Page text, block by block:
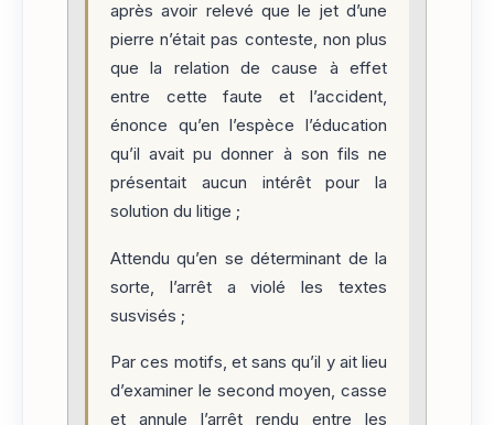
après avoir relevé que le jet d’une
pierre n’était pas conteste, non plus
que la relation de cause à effet
entre cette faute et l’accident,
énonce qu’en l’espèce l’éducation
qu’il avait pu donner à son fils ne
présentait aucun intérêt pour la
solution du litige ;
Attendu qu’en se déterminant de la
sorte, l’arrêt a violé les textes
susvisés ;
Par ces motifs, et sans qu’il y ait lieu
d’examiner le second moyen, casse
et annule l’arrêt rendu entre les